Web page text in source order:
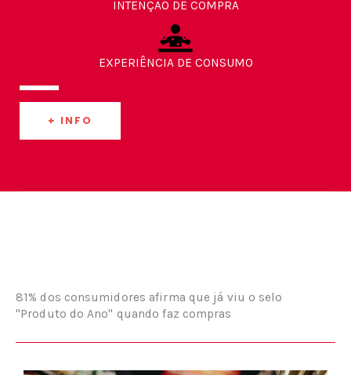
INTENÇÃO DE COMPRA
EXPERIÊNCIA DE CONSUMO
+ INFO
81% dos consumidores afirma que já viu o selo
"Produto do Ano" quando faz compras